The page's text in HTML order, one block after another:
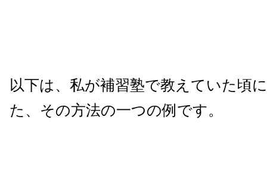
以下は、私が補習塾で教えていた頃
た、その方法の一つの例です。